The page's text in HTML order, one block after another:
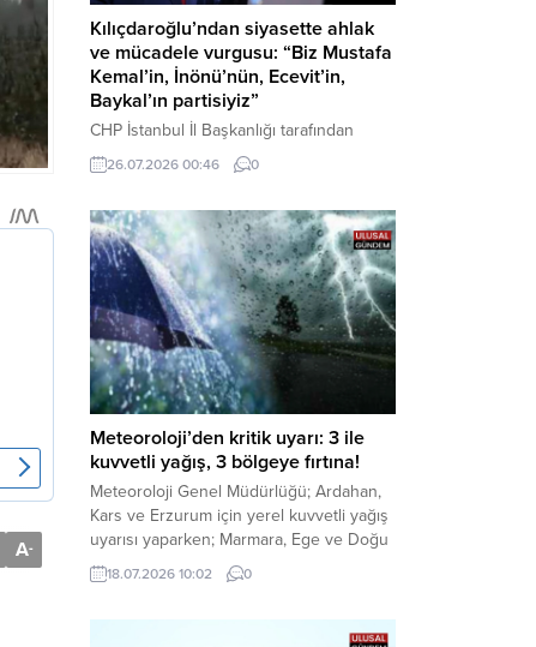
A-
Kılıçdaroğlu’ndan siyasette ahlak
ve mücadele vurgusu: “Biz Mustafa
Kemal’in, İnönü’nün, Ecevit’in,
Baykal’ın partisiyiz”
CHP İstanbul İl Başkanlığı tarafından
düzenlenen Üye Katılım Töreni’nde
konuşan Kemal Kılıçdaroğlu; partinin
beşli çetelerle mücadeleden Aile
Destekleri Sigortası’na kadar birçok kritik
konuda sert ve net mesajlar verdi. Haber
Merkezi – CHP Genel Başkanı Kemal
Kılıçdaroğlu, Rauf Denktaş Kültür
Merkezi’nde gerçekleştirilen ve yeni
üyelere rozetlerinin takıldığı...
26.07.2026 00:46 0
Meteoroloji’den kritik uyarı: 3 ile
kuvvetli yağış, 3 bölgeye fırtına!
Meteoroloji Genel Müdürlüğü; Ardahan,
Kars ve Erzurum için yerel kuvvetli yağış
uyarısı yaparken; Marmara, Ege ve Doğu
Anadolu’nun belirli kesimlerinde ise
saatte 60 kilometre hıza ulaşabilecek
tedbirli olmaya çağırdı. Haber Merkezi –
18.07.2026 10:02 0